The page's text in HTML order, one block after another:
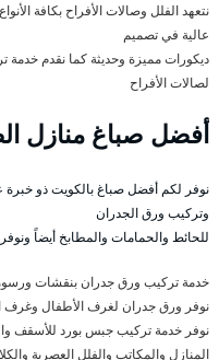
نتعهد الفلل وصالات الأفراح بكافة
عالية في تصميم
ديكورات مميزة وحديثة كما نقدم خدمة
لصالات الأفراح
أفضل صباغ منازل
نوفر لكم أفضل صباغ بالكويت ذو
وتركيب ورق الجدران
للحائط والحمامات والمطابخ أيضاً
خدمة تركيب ورق جدران بنقشات
نوفر ورق جدران لغرف الأطفال وغرف
نوفر خدمة تركيب جبس بورد للأسقف
المنازل والمكاتب والفلل العصرية